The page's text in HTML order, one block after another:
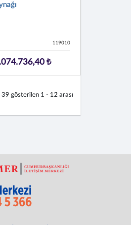
119010
₺
39 gösterilen 1 - 12 arası